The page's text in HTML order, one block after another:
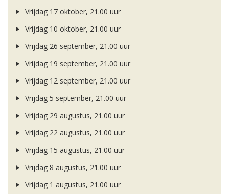
Vrijdag 17 oktober, 21.00 uur
Vrijdag 10 oktober, 21.00 uur
Vrijdag 26 september, 21.00 uur
Vrijdag 19 september, 21.00 uur
Vrijdag 12 september, 21.00 uur
Vrijdag 5 september, 21.00 uur
Vrijdag 29 augustus, 21.00 uur
Vrijdag 22 augustus, 21.00 uur
Vrijdag 15 augustus, 21.00 uur
Vrijdag 8 augustus, 21.00 uur
Vrijdag 1 augustus, 21.00 uur